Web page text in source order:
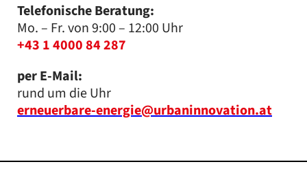
Telefonische Beratung:
Mo. – Fr. von 9:00 – 12:00 Uhr
+43 1 4000 84 287
per E-Mail:
rund um die Uhr
erneuerbare-energie@urbaninnovation.at